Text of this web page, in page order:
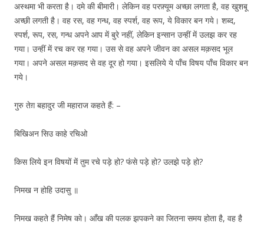
अस्थमा भी करता है। दमे की बीमारी। लेकिन वह परफ़्यूम अच्छा लगता है, वह खुशबू
अच्छी लगती है। वह रस, वह गन्ध, वह स्पर्श, वह रूप, ये विकार बन गये। शब्द,
स्पर्श, रूप, रस, गन्ध अपने आप में बुरे नहीं, लेकिन इन्सान उन्हीं में उलझ कर रह
गया। उन्हीं में रच कर रह गया। उस से वह अपने जीवन का असल मक़सद भूल
गया। अपने असल मक़सद से वह दूर हो गया। इसलिये ये पाँच विषय पाँच विकार बन
गये।
गुरु तेग़ बहादुर जी महाराज कहते हैं: –
बिखिअन सिउ काहे रचिओ
किस लिये इन विषयों में तुम रचे पड़े हो? फंसे पड़े हो? उलझे पड़े हो?
निमख न होहि उदासु ॥
निमख कहते हैं निमेष को। आँख की पलक झपकने का जितना समय होता है, वह है